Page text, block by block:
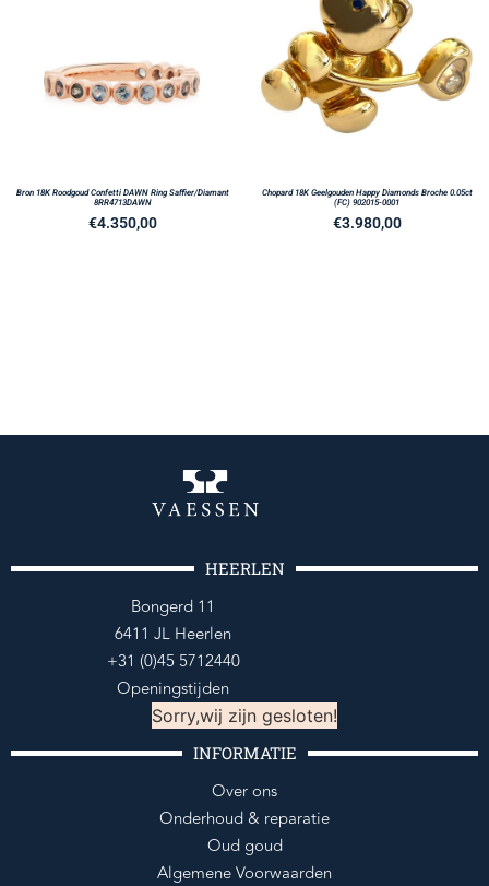
Bron 18K Roodgoud Confetti DAWN Ring Saffier/Diamant
8RR4713DAWN
€4.350,00
Chopard 18K Geelgouden Happy Diamonds Broche 0.05ct
(FC) 902015-0001
€3.980,00
HEERLEN
Bongerd 11
6411 JL Heerlen
+31 (0)45 5712440
Openingstijden
Sorry,wij zijn gesloten!
INFORMATIE
Over ons
Onderhoud & reparatie
Oud goud
Algemene Voorwaarden